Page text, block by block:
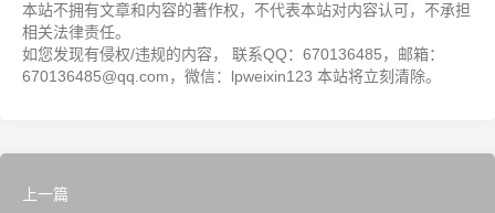
本站不拥有文章和内容的著作权，不代表本站对内容认可，不承担
相关法律责任。
如您发现有侵权/违规的内容， 联系QQ：670136485，邮箱：
670136485@qq.com，微信：lpweixin123 本站将立刻清除。
上一篇